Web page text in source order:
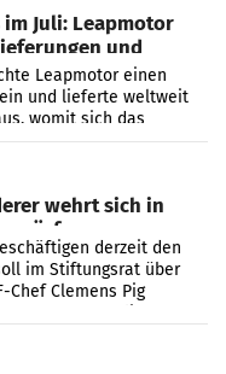
Juli: Leapmotor
und
100.000er-Marke
Leapmotor einen
und lieferte weltweit
womit sich das
Juli 2025 mehr als
wehrt sich in
derzeit den
im Stiftungsrat über
Chef Clemens Pig